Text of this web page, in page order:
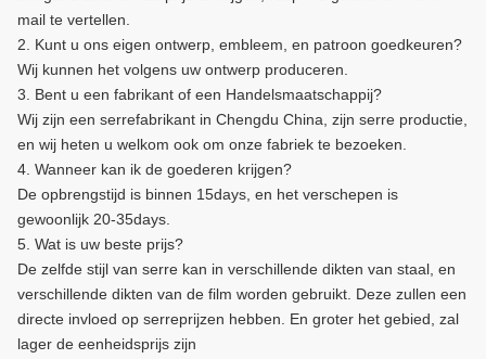
mail te vertellen.
2. Kunt u ons eigen ontwerp, embleem, en patroon goedkeuren?
Wij kunnen het volgens uw ontwerp produceren.
3. Bent u een fabrikant of een Handelsmaatschappij?
Wij zijn een serrefabrikant in Chengdu China, zijn serre productie,
en wij heten u welkom ook om onze fabriek te bezoeken.
4. Wanneer kan ik de goederen krijgen?
De opbrengstijd is binnen 15days, en het verschepen is
gewoonlijk 20-35days.
5. Wat is uw beste prijs?
De zelfde stijl van serre kan in verschillende dikten van staal, en
verschillende dikten van de film worden gebruikt. Deze zullen een
directe invloed op serreprijzen hebben. En groter het gebied, zal
lager de eenheidsprijs zijn